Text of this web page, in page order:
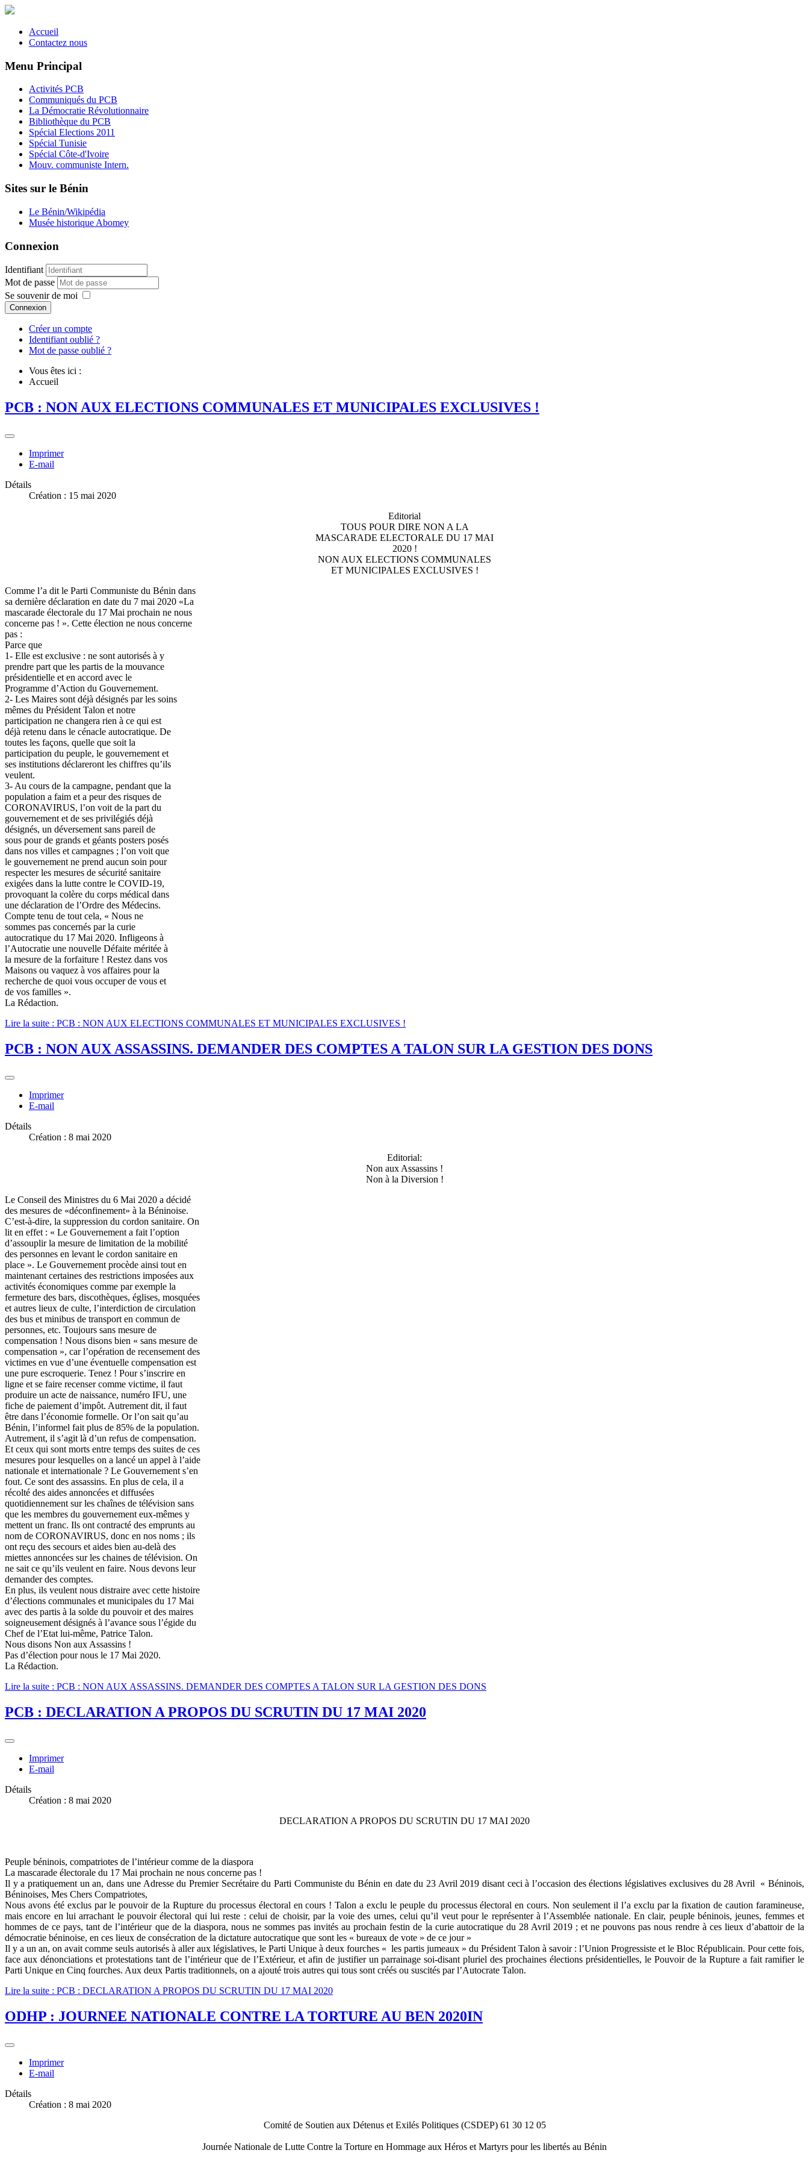
Accueil
Contactez nous
Menu Principal
Activités PCB
Communiqués du PCB
La Démocratie Révolutionnaire
Bibliothèque du PCB
Spécial Elections 2011
Spécial Tunisie
Spécial Côte-d'Ivoire
Mouv. communiste Intern.
Sites sur le Bénin
Le Bénin/Wikipédia
Musée historique Abomey
Connexion
Identifiant
Mot de passe
Se souvenir de moi
Connexion
Créer un compte
Identifiant oublié ?
Mot de passe oublié ?
Vous êtes ici :
Accueil
PCB : NON AUX ELECTIONS COMMUNALES ET MUNICIPALES EXCLUSIVES !
Imprimer
E-mail
Détails
Création : 15 mai 2020
Editorial
TOUS POUR DIRE NON A LA
MASCARADE ELECTORALE DU 17 MAI
2020 !
NON AUX ELECTIONS COMMUNALES
ET MUNICIPALES EXCLUSIVES !
Comme l’a dit le Parti Communiste du Bénin dans
sa dernière déclaration en date du 7 mai 2020 «La
mascarade électorale du 17 Mai prochain ne nous
concerne pas ! ». Cette élection ne nous concerne
pas :
Parce que
1- Elle est exclusive : ne sont autorisés à y
prendre part que les partis de la mouvance
présidentielle et en accord avec le
Programme d’Action du Gouvernement.
2- Les Maires sont déjà désignés par les soins
mêmes du Président Talon et notre
participation ne changera rien à ce qui est
déjà retenu dans le cénacle autocratique. De
toutes les façons, quelle que soit la
participation du peuple, le gouvernement et
ses institutions déclareront les chiffres qu’ils
veulent.
3- Au cours de la campagne, pendant que la
population a faim et a peur des risques de
CORONAVIRUS, l’on voit de la part du
gouvernement et de ses privilégiés déjà
désignés, un déversement sans pareil de
sous pour de grands et géants posters posés
dans nos villes et campagnes ; l’on voit que
le gouvernement ne prend aucun soin pour
respecter les mesures de sécurité sanitaire
exigées dans la lutte contre le COVID-19,
provoquant la colère du corps médical dans
une déclaration de l’Ordre des Médecins.
Compte tenu de tout cela, « Nous ne
sommes pas concernés par la curie
autocratique du 17 Mai 2020. Infligeons à
l’Autocratie une nouvelle Défaite méritée à
la mesure de la forfaiture ! Restez dans vos
Maisons ou vaquez à vos affaires pour la
recherche de quoi vous occuper de vous et
de vos familles ».
La Rédaction.
Lire la suite : PCB : NON AUX ELECTIONS COMMUNALES ET MUNICIPALES EXCLUSIVES !
PCB : NON AUX ASSASSINS. DEMANDER DES COMPTES A TALON SUR LA GESTION DES DONS
Imprimer
E-mail
Détails
Création : 8 mai 2020
Editorial:
Non aux Assassins !
Non à la Diversion !
Le Conseil des Ministres du 6 Mai 2020 a décidé
des mesures de «déconfinement» à la Béninoise.
C’est-à-dire, la suppression du cordon sanitaire. On
lit en effet : « Le Gouvernement a fait l’option
d’assouplir la mesure de limitation de la mobilité
des personnes en levant le cordon sanitaire en
place ». Le Gouvernement procède ainsi tout en
maintenant certaines des restrictions imposées aux
activités économiques comme par exemple la
fermeture des bars, discothèques, églises, mosquées
et autres lieux de culte, l’interdiction de circulation
des bus et minibus de transport en commun de
personnes, etc. Toujours sans mesure de
compensation ! Nous disons bien « sans mesure de
compensation », car l’opération de recensement des
victimes en vue d’une éventuelle compensation est
une pure escroquerie. Tenez ! Pour s’inscrire en
ligne et se faire recenser comme victime, il faut
produire un acte de naissance, numéro IFU, une
fiche de paiement d’impôt. Autrement dit, il faut
être dans l’économie formelle. Or l’on sait qu’au
Bénin, l’informel fait plus de 85% de la population.
Autrement, il s’agit là d’un refus de compensation.
Et ceux qui sont morts entre temps des suites de ces
mesures pour lesquelles on a lancé un appel à l’aide
nationale et internationale ? Le Gouvernement s’en
fout. Ce sont des assassins. En plus de cela, il a
récolté des aides annoncées et diffusées
quotidiennement sur les chaînes de télévision sans
que les membres du gouvernement eux-mêmes y
mettent un franc. Ils ont contracté des emprunts au
nom de CORONAVIRUS, donc en nos noms ; ils
ont reçu des secours et aides bien au-delà des
miettes annoncées sur les chaines de télévision. On
ne sait ce qu’ils veulent en faire. Nous devons leur
demander des comptes.
En plus, ils veulent nous distraire avec cette histoire
d’élections communales et municipales du 17 Mai
avec des partis à la solde du pouvoir et des maires
soigneusement désignés à l’avance sous l’égide du
Chef de l’Etat lui-même, Patrice Talon.
Nous disons Non aux Assassins !
Pas d’élection pour nous le 17 Mai 2020.
La Rédaction.
Lire la suite : PCB : NON AUX ASSASSINS. DEMANDER DES COMPTES A TALON SUR LA GESTION DES DONS
PCB : DECLARATION A PROPOS DU SCRUTIN DU 17 MAI 2020
Imprimer
E-mail
Détails
Création : 8 mai 2020
DECLARATION A PROPOS DU SCRUTIN DU 17 MAI 2020
Peuple béninois, compatriotes de l’intérieur comme de la diaspora
La mascarade électorale du 17 Mai prochain ne nous concerne pas !
Il y a pratiquement un an, dans une Adresse du Premier Secrétaire du Parti Communiste du Bénin en date du 23 Avril 2019 disant ceci à l’occasion des élections législatives exclusives du 28 Avril « Béninois,
Béninoises, Mes Chers Compatriotes,
Nous avons été exclus par le pouvoir de la Rupture du processus électoral en cours ! Talon a exclu le peuple du processus électoral en cours. Non seulement il l’a exclu par la fixation de caution faramineuse,
mais encore en lui arrachant le pouvoir électoral qui lui reste : celui de choisir, par la voie des urnes, celui qu’il veut pour le représenter à l’Assemblée nationale. En clair, peuple béninois, jeunes, femmes et
hommes de ce pays, tant de l’intérieur que de la diaspora, nous ne sommes pas invités au prochain festin de la curie autocratique du 28 Avril 2019 ; et ne pouvons pas nous rendre à ces lieux d’abattoir de la
démocratie béninoise, en ces lieux de consécration de la dictature autocratique que sont les « bureaux de vote » de ce jour »
Il y a un an, on avait comme seuls autorisés à aller aux législatives, le Parti Unique à deux fourches « les partis jumeaux » du Président Talon à savoir : l’Union Progressiste et le Bloc Républicain. Pour cette fois,
face aux dénonciations et protestations tant de l’intérieur que de l’Extérieur, et afin de justifier un parrainage soi-disant pluriel des prochaines élections présidentielles, le Pouvoir de la Rupture a fait ramifier le
Parti Unique en Cinq fourches. Aux deux Partis traditionnels, on a ajouté trois autres qui tous sont créés ou suscités par l’Autocrate Talon.
Lire la suite : PCB : DECLARATION A PROPOS DU SCRUTIN DU 17 MAI 2020
ODHP : JOURNEE NATIONALE CONTRE LA TORTURE AU BEN 2020IN
Imprimer
E-mail
Détails
Création : 8 mai 2020
Comité de Soutien aux Détenus et Exilés Politiques (CSDEP) 61 30 12 05
Journée Nationale de Lutte Contre la Torture en Hommage aux Héros et Martyrs pour les libertés au Bénin